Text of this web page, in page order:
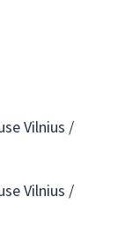
Vilnius /
Vilnius /